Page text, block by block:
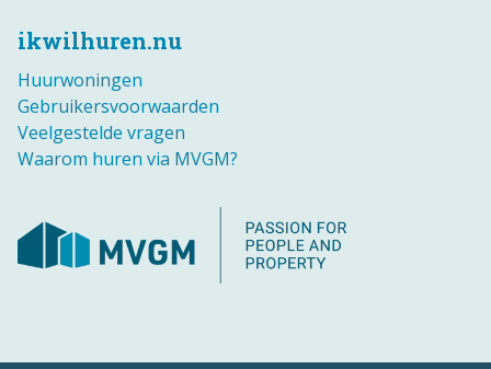
ikwilhuren.nu
Huurwoningen
Gebruikersvoorwaarden
Veelgestelde vragen
Waarom huren via MVGM?